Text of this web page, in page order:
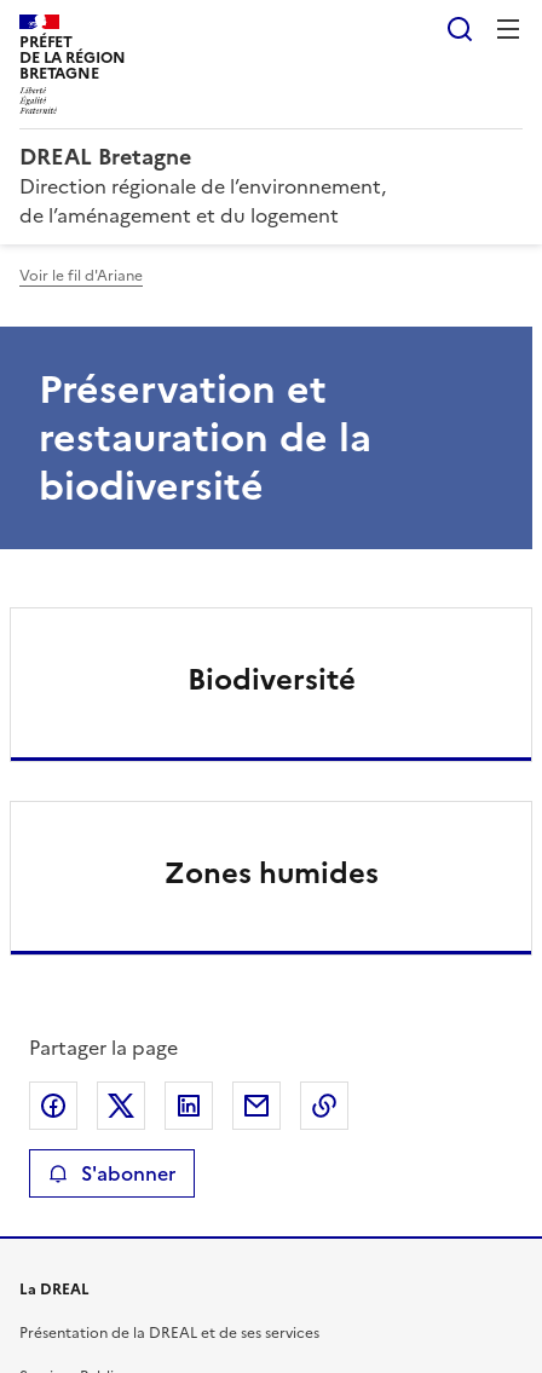
PRÉFET
DE LA RÉGION
BRETAGNE
DREAL Bretagne
Direction régionale de l’environnement,
de l’aménagement et du logement
Voir le fil d'Ariane
Préservation et
restauration de la
biodiversité
Biodiversité
Zones humides
Partager la page
Partager sur Facebook
Partager sur XPartager sur LinkedIn
Partager par email
S'abonner
La DREAL
Présentation de la DREAL et de ses services